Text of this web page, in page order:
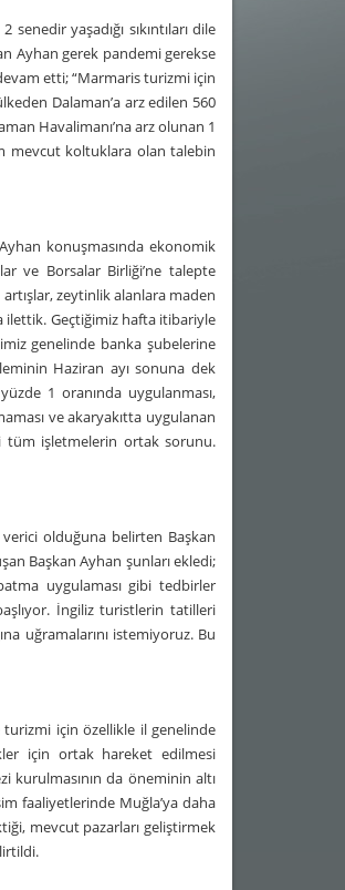
yaşadığı sıkıntıları dile
Ayhan gerek pandemi gerekse
etti; “Marmaris turizmi için
Dalaman’a arz edilen 560
Havalimanı’na arz olunan 1
mevcut koltuklara olan talebin
konuşmasında ekonomik
ve Borsalar Birliği’ne talepte
zeytinlik alanlara maden
ilettik. Geçtiğimiz hafta itibariyle
genelinde banka şubelerine
Haziran ayı sonuna dek
1 oranında uygulanması,
ve akaryakıtta uygulanan
tüm işletmelerin ortak sorunu.
olduğuna belirten Başkan
Başkan Ayhan şunları ekledi;
uygulaması gibi tedbirler
İngiliz turistlerin tatilleri
uğramalarını istemiyoruz. Bu
için özellikle il genelinde
için ortak hareket edilmesi
kurulmasının da öneminin altı
faaliyetlerinde Muğla’ya daha
mevcut pazarları geliştirmek